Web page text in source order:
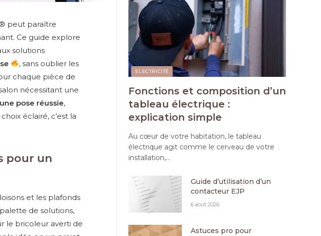
peut paraître
Ce guide explore
solutions
, sans oublier les
chaque pièce de
nécessitant une
pose réussie,
éclairé, c’est la
pour un
et les plafonds
de solutions,
le bricoleur averti de
ELECTRICITÉ
Fonctions et composition d’un
tableau électrique :
explication simple
Au cœur de votre habitation, le tableau
électrique agit comme le cerveau de votre
installation,…
Guide d’utilisation d’un
contacteur EJP
6 août 2026
Astuces pro pour